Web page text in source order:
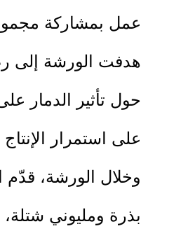
عمل بمشاركة
هدفت الورشة إلى
حول تأثير الدمار
على استمرار
بذرة ومليوني